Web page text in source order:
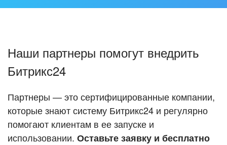
ПОЛУЧИТЬ БЕСПЛАТНО
ВХОД
ВХОД
Стать партнёром
Кейсы партнеров
Смотреть видеокейсы
Наши партнеры помогут внедрить
Битрикс24
Партнеры — это сертифицированные компании,
которые знают систему Битрикс24 и регулярно
помогают клиентам в ее запуске и
использовании. Оставьте заявку и бесплатно